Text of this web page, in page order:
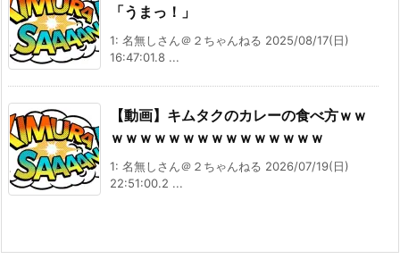
「うまっ！」
1: 名無しさん＠２ちゃんねる 2025/08/17(日)
16:47:01.8 ...
【動画】キムタクのカレーの食べ方ｗｗ
ｗｗｗｗｗｗｗｗｗｗｗｗｗｗｗ
1: 名無しさん＠２ちゃんねる 2026/07/19(日)
22:51:00.2 ...